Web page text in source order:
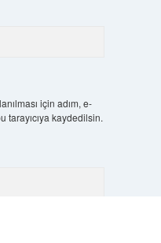
için adım, e-
tarayıcıya kaydedilsin.